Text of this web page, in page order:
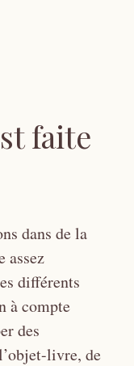
faite
dans de la
assez
différents
à compte
des
livre, de